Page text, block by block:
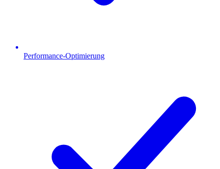
Performance-Optimierung